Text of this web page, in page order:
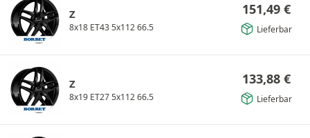
Z
8x18 ET43 5x112 66.5
151,49 €
Lieferbar
Z
8x19 ET27 5x112 66.5
133,88 €
Lieferbar